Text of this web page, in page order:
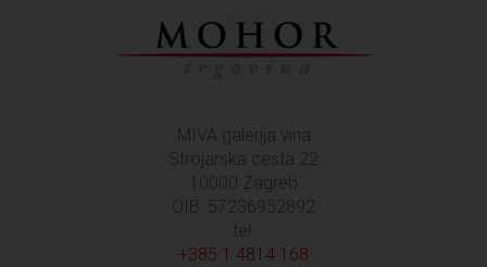
MIVA galerija vina
Strojarska cesta 22
10000 Zagreb
OIB: 57236952892
tel:
+385 1 4814 168